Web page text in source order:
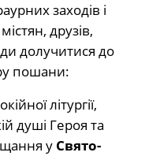
заходів і
друзів,
долучитися до
пошани:
літургії,
душі Героя та
у Свято-